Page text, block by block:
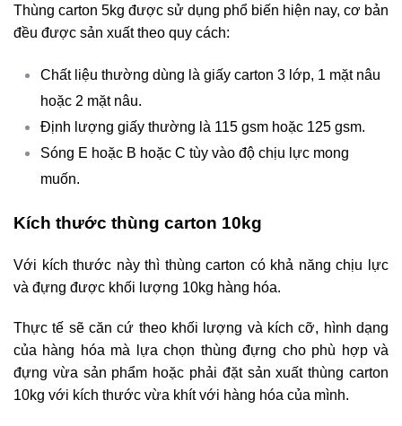
Thùng carton 5kg được sử dụng phổ biến hiện nay, cơ bản
đều được sản xuất theo quy cách:
Chất liệu thường dùng là giấy carton 3 lớp, 1 mặt nâu
hoặc 2 mặt nâu.
Định lượng giấy thường là 115 gsm hoặc 125 gsm.
Sóng E hoặc B hoặc C tùy vào độ chịu lực mong
muốn.
Kích thước thùng carton 10kg
Với kích thước này thì thùng carton có khả năng chịu lực
và đựng được khối lượng 10kg hàng hóa.
Thực tế sẽ căn cứ theo khối lượng và kích cỡ, hình dạng
của hàng hóa mà lựa chọn thùng đựng cho phù hợp và
đựng vừa sản phẩm hoặc phải đặt sản xuất thùng carton
10kg với kích thước vừa khít với hàng hóa của mình.